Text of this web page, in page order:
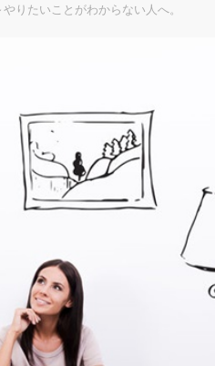
りたいことがわからない人へ。